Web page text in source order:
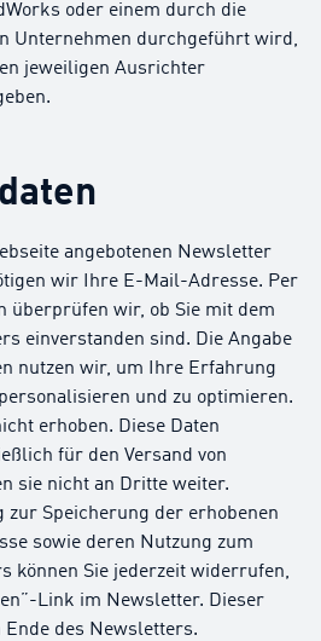
oder einem durch die
Unternehmen durchgeführt wird,
jeweiligen Ausrichter
angebotenen Newsletter
wir Ihre E-Mail-Adresse. Per
überprüfen wir, ob Sie mit dem
einverstanden sind. Die Angabe
nutzen wir, um Ihre Erfahrung
und zu optimieren.
erhoben. Diese Daten
für den Versand von
sie nicht an Dritte weiter.
Speicherung der erhobenen
sowie deren Nutzung zum
können Sie jederzeit widerrufen,
Link im Newsletter. Dieser
des Newsletters.